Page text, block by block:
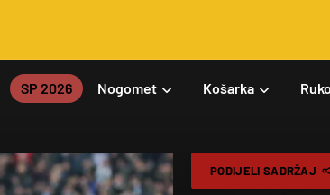
SP 2026 Nogomet Košarka
PODIJELI SADRŽAJ